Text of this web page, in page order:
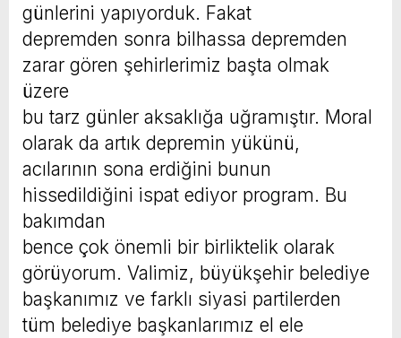
günlerini yapıyorduk. Fakat
depremden sonra bilhassa depremden
zarar gören şehirlerimiz başta olmak
üzere
bu tarz günler aksaklığa uğramıştır. Moral
olarak da artık depremin yükünü,
acılarının sona erdiğini bunun
hissedildiğini ispat ediyor program. Bu
bakımdan
bence çok önemli bir birliktelik olarak
görüyorum. Valimiz, büyükşehir belediye
başkanımız ve farklı siyasi partilerden
tüm belediye başkanlarımız el ele